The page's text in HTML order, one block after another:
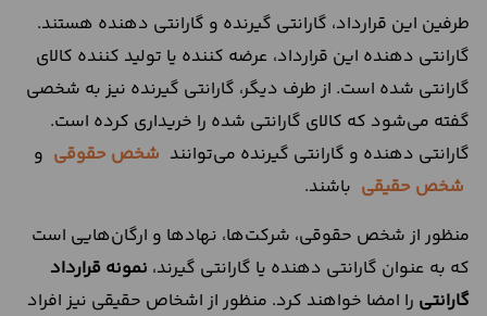
طرفین این قرارداد، گارانتی گیرنده و گارانتی دهنده هستند.
گارانتی دهنده این قرارداد، عرضه کننده یا تولید کننده کالای
گارانتی شده است. از طرف دیگر، گارانتی گیرنده نیز به شخصی
گفته می‌شود که کالای گارانتی شده را خریداری کرده است.
گارانتی دهنده و گارانتی گیرنده می‌توانند شخص حقوقی و
شخص حقیقی باشند.
منظور از شخص حقوقی، شرکت‌ها، نهاد‌ها و ارگان‌هایی است
که به عنوان گارانتی دهنده یا گارانتی گیرند، نمونه قرارداد
گارانتی را امضا خواهند کرد. منظور از اشخاص حقیقی نیز افراد